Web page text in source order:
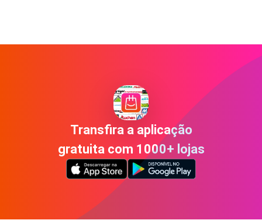
Transfira a aplicação
gratuita com 1000+ lojas